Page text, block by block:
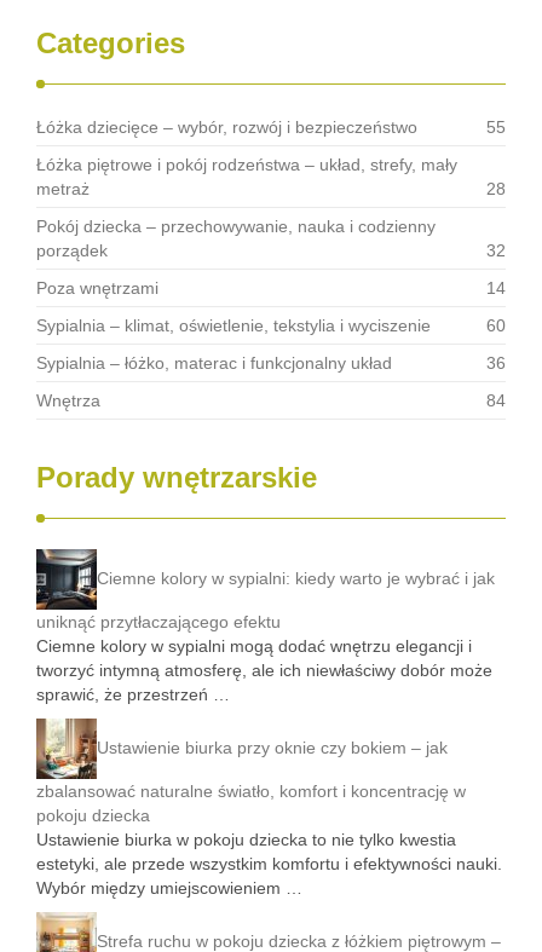
Categories
Łóżka dziecięce – wybór, rozwój i bezpieczeństwo
55
Łóżka piętrowe i pokój rodzeństwa – układ, strefy, mały
metraż
28
Pokój dziecka – przechowywanie, nauka i codzienny
porządek
32
Poza wnętrzami
14
Sypialnia – klimat, oświetlenie, tekstylia i wyciszenie
60
Sypialnia – łóżko, materac i funkcjonalny układ
36
Wnętrza
84
Porady wnętrzarskie
Ciemne kolory w sypialni: kiedy warto je wybrać i jak
uniknąć przytłaczającego efektu
Ciemne kolory w sypialni mogą dodać wnętrzu elegancji i
tworzyć intymną atmosferę, ale ich niewłaściwy dobór może
sprawić, że przestrzeń …
Ustawienie biurka przy oknie czy bokiem – jak
zbalansować naturalne światło, komfort i koncentrację w
pokoju dziecka
Ustawienie biurka w pokoju dziecka to nie tylko kwestia
estetyki, ale przede wszystkim komfortu i efektywności nauki.
Wybór między umiejscowieniem …
Strefa ruchu w pokoju dziecka z łóżkiem piętrowym –